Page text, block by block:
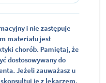
i nie zastępuje
materiału jest
chorób. Pamiętaj, że
dostosowywany do
Jeżeli zauważasz u
je z lekarzem.